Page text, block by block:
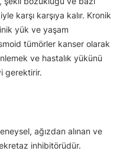
karşı karşıya kalır. Kronik
yük ve yaşam
tümörler kanser olarak
ve hastalık yükünü
gerektirir.
ağızdan alınan ve
inhibitörüdür.